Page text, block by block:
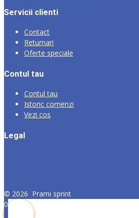
Servicii clienti
Contact
Returnari
Oferte speciale
Contul tau
Contul tau
Istoric comenzi
Vezi cos
Legal
© 2026 Prami sprint
0